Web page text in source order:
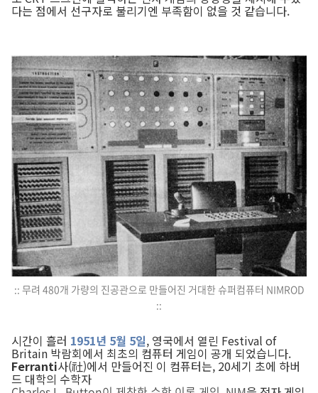
다는 점에서 선구자로 불리기엔 부족함이 없을 것 같습니다.
:: 무려 480개 가량의 진공관으로 만들어진 거대한 슈퍼컴퓨터 NIMROD
::
시간이 흘러 1951년 5월 5일, 영국에서 열린 Festival of
Britain 박람회에서 최초의 컴퓨터 게임이 공개 되었습니다.
Ferranti사(社)에서 만들어진 이 컴퓨터는, 20세기 초에 하버
드 대학의 수학자